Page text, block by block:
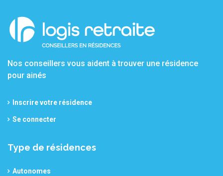
Nos conseillers vous aident à trouver une résidence
pour ainés
Inscrire votre résidence
Se connecter
Type de résidences
Autonomes